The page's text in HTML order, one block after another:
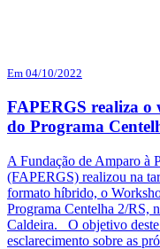
Em 04/10/2022
FAPERGS realiza o
do Programa
A Fundação de Amparo à
(FAPERGS) realizou na
formato híbrido, o
Programa Centelha 2/RS,
Caldeira. O objetivo
esclarecimento sobre as